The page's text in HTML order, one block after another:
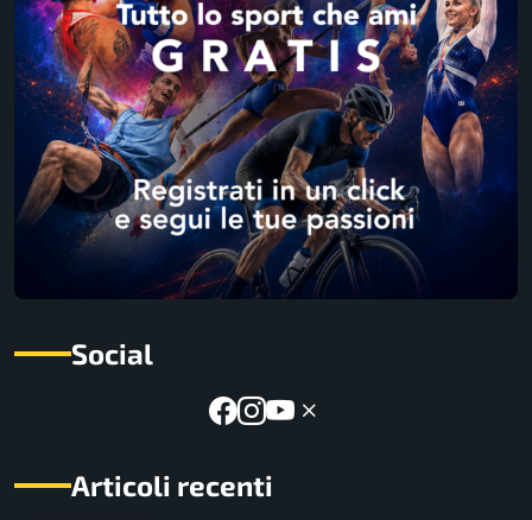
Social
Articoli recenti